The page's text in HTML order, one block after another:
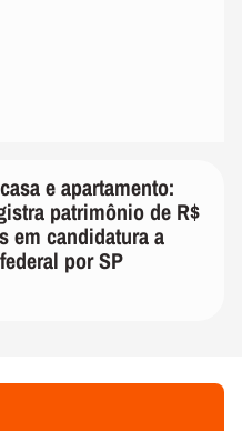
e apartamento:
patrimônio de R$
em candidatura a
por SP